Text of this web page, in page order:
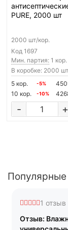
PURE, 2000 шт
Код 1697
2000 шт/кор.
Мин. партия: 1 кор.
В коробке: 2000
5 кор.
-5%
10 кор.
-10%
+
-
1 отзыв
Отзыв: